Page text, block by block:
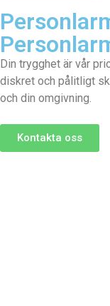
Din trygghet är vår
diskret och pålitligt
och din omgivning.
Kontakta oss